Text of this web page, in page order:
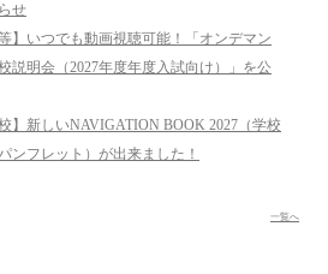
せ
等】いつでも動画視聴可能！「オンデマン
説明会（2027年度年度入試向け）」を公
校】新しいNAVIGATION BOOK 2027（学校
ンフレット）が出来ました！
一覧へ